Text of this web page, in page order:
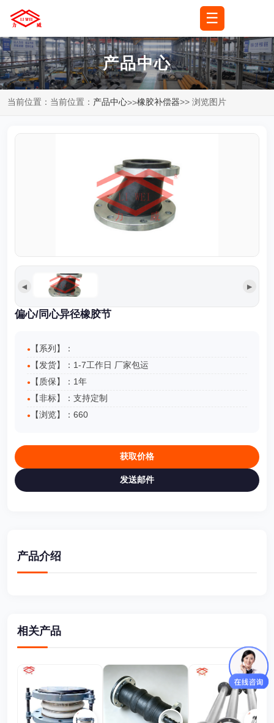
☰
产品中心
当前位置：当前位置： 产品中心>>橡胶补偿器>> 浏览图片
◀ ▶
偏心/同心异径橡胶节
【系列】：
【发货】：1-7工作日 厂家包运
【质保】：1年
【非标】：支持定制
【浏览】： 660
获取价格
发送邮件
产品介绍
相关产品